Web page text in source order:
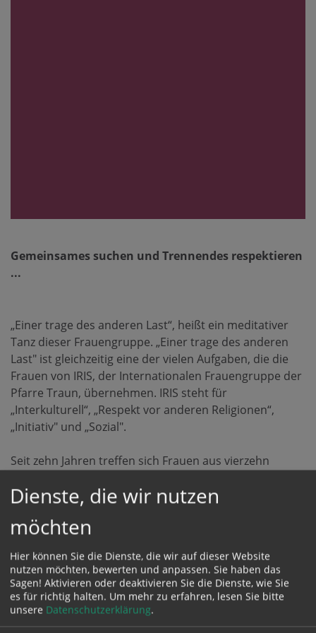
Gemeinsames suchen und Trennendes respektieren
...
„Einer trage des anderen Last“, heißt ein meditativer
Tanz dieser Frauengruppe. „Einer trage des anderen
Last" ist gleichzeitig eine der vielen Aufgaben, die die
Frauen von IRIS, der Internationalen Frauengruppe der
Pfarre Traun, übernehmen. IRIS steht für
„Interkulturell“, „Respekt vor anderen Religionen“,
„Initiativ" und „Sozial".
Seit zehn Jahren treffen sich Frauen aus vierzehn
ist von Theresa Wineroither und Martina Mosleitner
ausgegangen. Die Frauen wollen Heimat finden und
einander Heimat geben. Sie treffen sich, um sich näher
aufzubauen, das Gemeinsame in Religion und Kultur zu
suchen und das Trennende zu respektieren.
IRIS ist es auch ein Anliegen, für Toleranz öffentlich
Dienste, die wir nutzen
möchten
Hier können Sie die Dienste, die wir auf dieser Website
nutzen möchten, bewerten und anpassen. Sie haben das
Sagen! Aktivieren oder deaktivieren Sie die Dienste, wie Sie
es für richtig halten. Um mehr zu erfahren, lesen Sie bitte
unsere Datenschutzerklärung.